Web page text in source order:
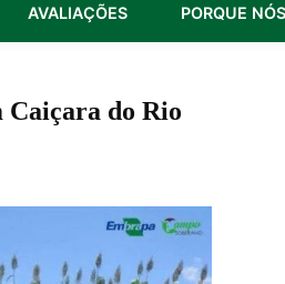
AVALIAÇÕES PORQUE NÓS
Caiçara do Rio